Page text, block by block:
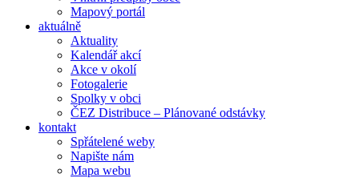
Mapový portál
aktuálně
Aktuality
Kalendář akcí
Akce v okolí
Fotogalerie
Spolky v obci
ČEZ Distribuce – Plánované odstávky
kontakt
Spřátelené weby
Napište nám
Mapa webu